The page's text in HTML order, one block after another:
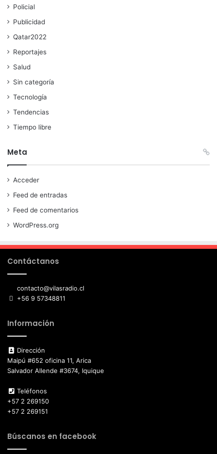
Policial
Publicidad
Qatar2022
Reportajes
Salud
Sin categoría
Tecnología
Tendencias
Tiempo libre
Meta
Acceder
Feed de entradas
Feed de comentarios
WordPress.org
Contáctanos
contacto@vilasradio.cl
+56 9 57348811
Información
Dirección
Maipú #652 oficina 11, Arica
Salvador Allende #3674, Iquique
Teléfonos
+57 2 269150
+57 2 269151
Búscanos en facebook